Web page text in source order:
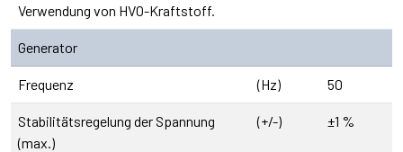
Verwendung von HVO-Kraftstoff.
Generator
Frequenz (Hz) 50
Stabilitätsregelung der Spannung
(max.)
(+/-) ±1 %